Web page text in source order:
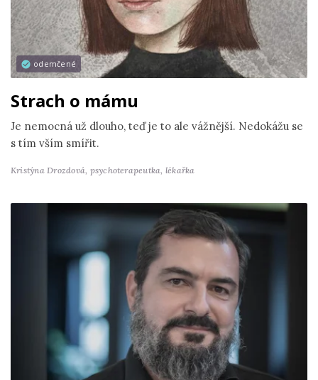
odemčené
Strach o mámu
Je nemocná už dlouho, teď je to ale vážnější. Nedokážu se
s tím vším smířit.
Kristýna Drozdová, psychoterapeutka, lékařka